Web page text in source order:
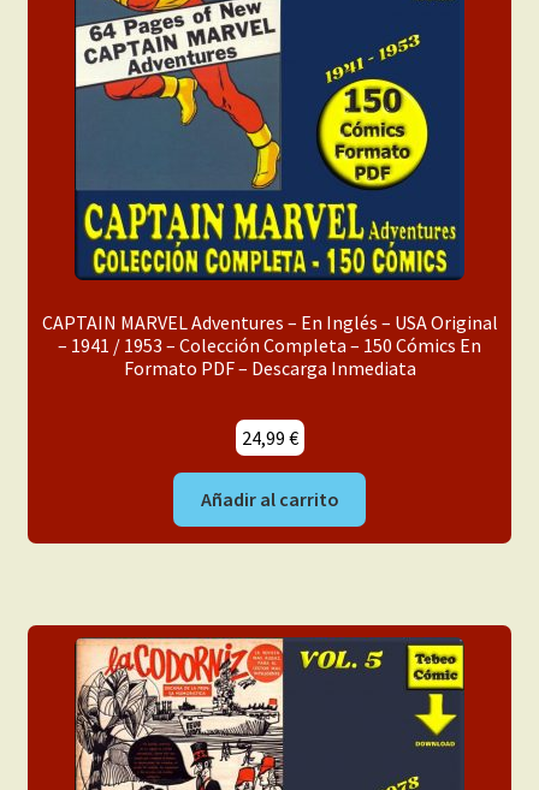
Mi cuenta
CAPTAIN MARVEL Adventures – En Inglés – USA Original
– 1941 / 1953 – Colección Completa – 150 Cómics En
Formato PDF – Descarga Inmediata
24,99 €
Añadir al carrito